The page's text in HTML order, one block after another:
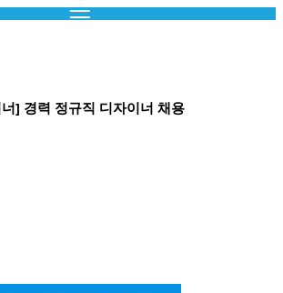
] 경력 정규직 디자이너 채용